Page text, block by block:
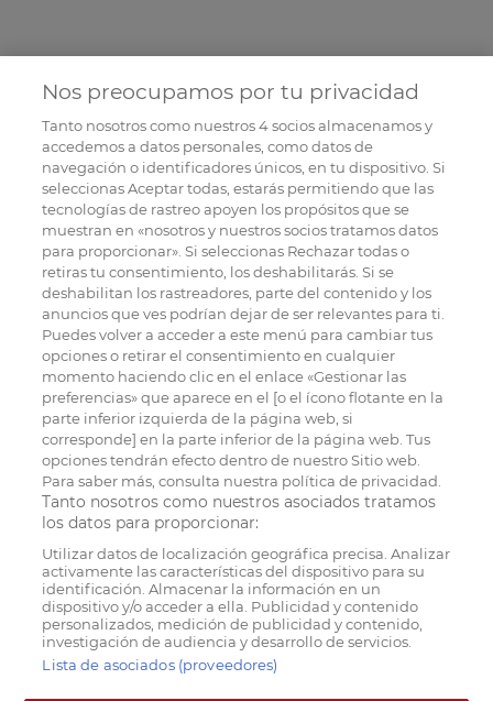
Nos preocupamos por tu privacidad
Tanto nosotros como nuestros4socios almacenamos y
accedemos a datos personales, como datos de
navegación o identificadores únicos, en tu dispositivo. Si
seleccionas Aceptar todas, estarás permitiendo que las
tecnologías de rastreo apoyen los propósitos que se
muestran en «nosotros y nuestros socios tratamos datos
para proporcionar». Si seleccionas Rechazar todas o
retiras tu consentimiento, los deshabilitarás. Si se
deshabilitan los rastreadores, parte del contenido y los
anuncios que ves podrían dejar de ser relevantes para ti.
Puedes volver a acceder a este menú para cambiar tus
opciones o retirar el consentimiento en cualquier
momento haciendo clic en el enlace «Gestionar las
preferencias» que aparece en el [o el ícono flotante en la
parte inferior izquierda de la página web, si
corresponde] en la parte inferior de la página web. Tus
opciones tendrán efecto dentro de nuestro Sitio web.
Para saber más, consulta nuestra política de privacidad.
Tanto nosotros como nuestros asociados tratamos
los datos para proporcionar:
Utilizar datos de localización geográfica precisa. Analizar
activamente las características del dispositivo para su
identificación. Almacenar la información en un
dispositivo y/o acceder a ella. Publicidad y contenido
personalizados, medición de publicidad y contenido,
investigación de audiencia y desarrollo de servicios.
Lista de asociados (proveedores)